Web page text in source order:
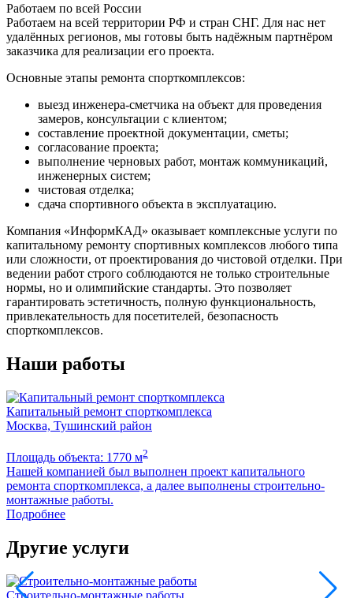
Работаем по всей России
Работаем на всей территории РФ и стран СНГ. Для нас нет
удалённых регионов, мы готовы быть надёжным партнёром
заказчика для реализации его проекта.
Основные этапы ремонта спорткомплексов:
выезд инженера-сметчика на объект для проведения
замеров, консультации с клиентом;
составление проектной документации, сметы;
согласование проекта;
выполнение черновых работ, монтаж коммуникаций,
инженерных систем;
чистовая отделка;
сдача спортивного объекта в эксплуатацию.
Компания «ИнформКАД» оказывает комплексные услуги по
капитальному ремонту спортивных комплексов любого типа
или сложности, от проектирования до чистовой отделки. При
ведении работ строго соблюдаются не только строительные
нормы, но и олимпийские стандарты. Это позволяет
гарантировать эстетичность, полную функциональность,
привлекательность для посетителей, безопасность
спорткомплексов.
Наши работы
Капитальный ремонт спорткомплекса
Москва, Тушинский район
Площадь объекта: 1770 м2
Нашей компанией был выполнен проект капитального
ремонта спорткомплекса, а далее выполнены строительно-
монтажные работы.
Подробнее
Другие услуги
Строительно-монтажные работы